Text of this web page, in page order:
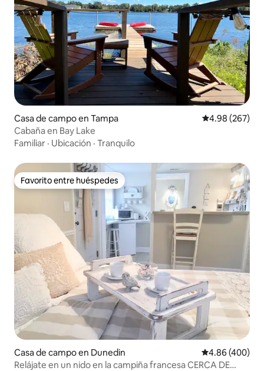
Casa de campo en Tampa Calificación
4.98 (267)
Cabaña en Bay Lake
Familiar · Ubicación · Tranquilo
Favorito entre huéspedes
Favorito entre huéspedes
Casa de campo en Dunedin Calificación
4.86 (400)
Relájate en un nido en la campiña francesa CERCA DE